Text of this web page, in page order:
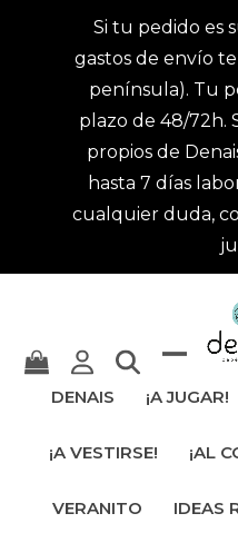
Si tu pedido es
gastos de envío
península). Tu
plazo de 48/72h.
propios de
hasta 7 días
cualquier duda,
ocultar
menú
móvil
DENAIS ¡A JUGAR!
¡A VESTIRSE! ¡AL
VERANITO IDEAS